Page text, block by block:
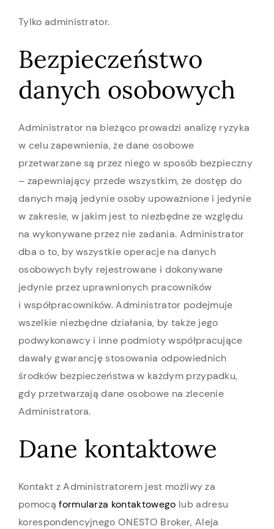
Tylko administrator.
Bezpieczeństwo
danych osobowych
Administrator na bieżąco prowadzi analizę ryzyka
w celu zapewnienia, że dane osobowe
przetwarzane są przez niego w sposób bezpieczny
– zapewniający przede wszystkim, że dostęp do
danych mają jedynie osoby upoważnione i jedynie
w zakresie, w jakim jest to niezbędne ze względu
na wykonywane przez nie zadania. Administrator
dba o to, by wszystkie operacje na danych
osobowych były rejestrowane i dokonywane
jedynie przez uprawnionych pracowników
i współpracowników. Administrator podejmuje
wszelkie niezbędne działania, by także jego
podwykonawcy i inne podmioty współpracujące
dawały gwarancję stosowania odpowiednich
środków bezpieczeństwa w każdym przypadku,
gdy przetwarzają dane osobowe na zlecenie
Administratora.
Dane kontaktowe
Kontakt z Administratorem jest możliwy za
pomocąformularza kontaktowego lub adresu
korespondencyjnego ONESTO Broker, Aleja